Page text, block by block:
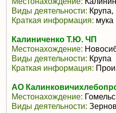
Виды деятельности:
Краткая информация:
Калиниченко Т.Ю. ЧП
Местонахождение:
Виды деятельности: Крупа
Краткая информация:
АО
Местонахождение:
Виды деятельности: